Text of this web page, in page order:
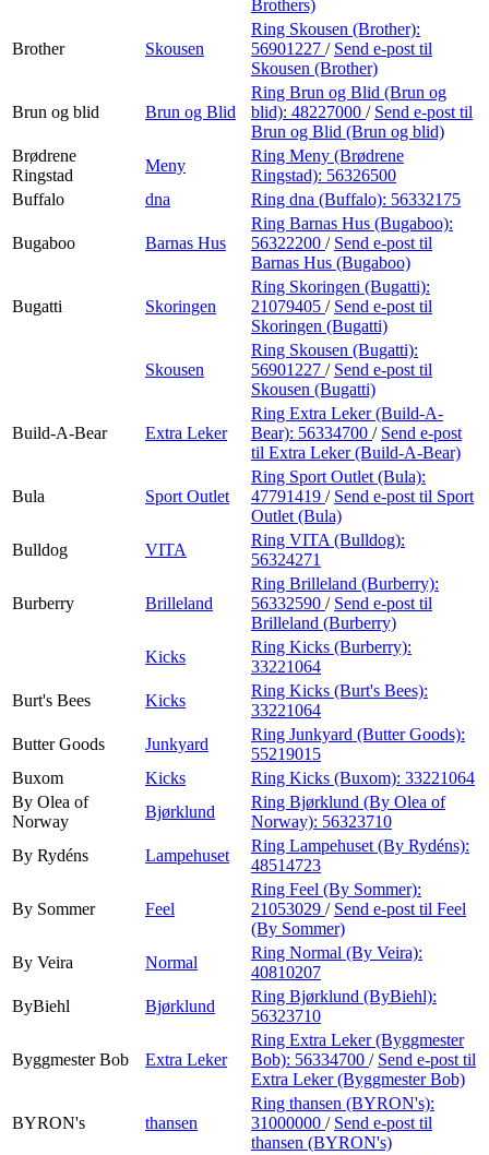
Brothers)
Brother Skousen
Ring Skousen (Brother):
56901227 / Send e-post til
Skousen (Brother)
Brun og blid Brun og Blid
Ring Brun og Blid (Brun og
blid): 48227000 / Send e-post til
Brun og Blid (Brun og blid)
Brødrene
Ringstad
Meny
Ring Meny (Brødrene
Ringstad): 56326500
Buffalo
dna Ring dna (Buffalo): 56332175
Bugaboo Barnas Hus
Ring Barnas Hus (Bugaboo):
56322200 / Send e-post til
Barnas Hus (Bugaboo)
Bugatti Skoringen
Ring Skoringen (Bugatti):
21079405 / Send e-post til
Skoringen (Bugatti)
Skousen
Ring Skousen (Bugatti):
56901227 / Send e-post til
Skousen (Bugatti)
Build-A-Bear Extra Leker
Ring Extra Leker (Build-A-
Bear): 56334700 / Send e-post
til Extra Leker (Build-A-Bear)
Bula Sport Outlet
Ring Sport Outlet (Bula):
47791419 / Send e-post til Sport
Outlet (Bula)
Bulldog
VITA
Ring VITA (Bulldog):
56324271
Burberry Brilleland
Ring Brilleland (Burberry):
56332590 / Send e-post til
Brilleland (Burberry)
Kicks
Ring Kicks (Burberry):
33221064
Burt's Bees
Kicks
Ring Kicks (Burt's Bees):
33221064
Butter Goods
Junkyard
Ring Junkyard (Butter Goods):
55219015
Buxom
Kicks Ring Kicks (Buxom): 33221064
By Olea of
Norway
Bjørklund
Ring Bjørklund (By Olea of
Norway): 56323710
By Rydéns
Lampehuset
Ring Lampehuset (By Rydéns):
48514723
By Sommer Feel
Ring Feel (By Sommer):
21053029 / Send e-post til Feel
(By Sommer)
By Veira
Normal
Ring Normal (By Veira):
40810207
ByBiehl
Bjørklund
Ring Bjørklund (ByBiehl):
56323710
Byggmester Bob Extra Leker
Ring Extra Leker (Byggmester
Bob): 56334700 / Send e-post til
Extra Leker (Byggmester Bob)
BYRON's thansen
Ring thansen (BYRON's):
31000000 / Send e-post til
thansen (BYRON's)